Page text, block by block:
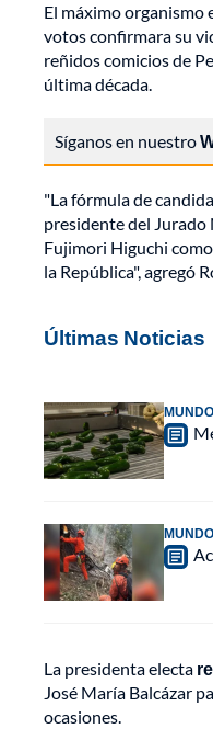
El máximo organismo
votos confirmara su
reñidos comicios de
última década.
Síganos en nuestro
"La fórmula de
presidente del Jurado
Fujimori Higuchi
la República", agregó
Últimas Noticias
MUNDO
MUNDO
La presidenta electa
José María Balcázar
ocasiones.